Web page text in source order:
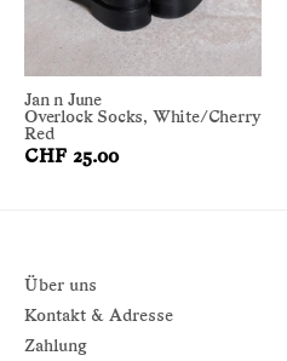
Jan n June
Overlock Socks, White/Cherry
Red
CHF 25.00
Über uns
Kontakt & Adresse
Zahlung